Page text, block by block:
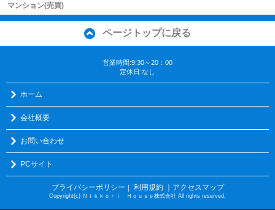
マンション(売買)
ページトップに戻る
営業時間:9:30～20：00
定休日:なし
ホーム
会社概要
お問い合わせ
PCサイト
プライバシーポリシー ｜ 利用規約 ｜アクセスマップ
Copyright(c) Ｎｉｋｋｏｒｉ Ｈｏｕｓｅ株式会社 All rights reserved.